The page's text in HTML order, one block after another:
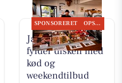
SPONSORERET OPSLAGSTAVLEN
Jaataak Slagteren
fylder disken med
kød og
weekendtilbud